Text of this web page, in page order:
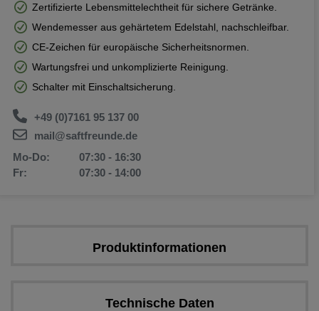
Zertifizierte Lebensmittelechtheit für sichere Getränke.
Wendemesser aus gehärtetem Edelstahl, nachschleifbar.
CE-Zeichen für europäische Sicherheitsnormen.
Wartungsfrei und unkomplizierte Reinigung.
Schalter mit Einschaltsicherung.
+49 (0)7161 95 137 00
mail@saftfreunde.de
Mo-Do:
07:30 - 16:30
Fr:
07:30 - 14:00
Produktinformationen
Technische Daten